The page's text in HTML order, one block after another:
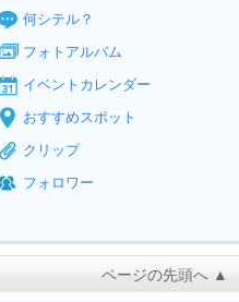
何シテル？
フォトアルバム
イベントカレンダー
おすすめスポット
クリップ
フォロワー
ページの先頭へ ▲